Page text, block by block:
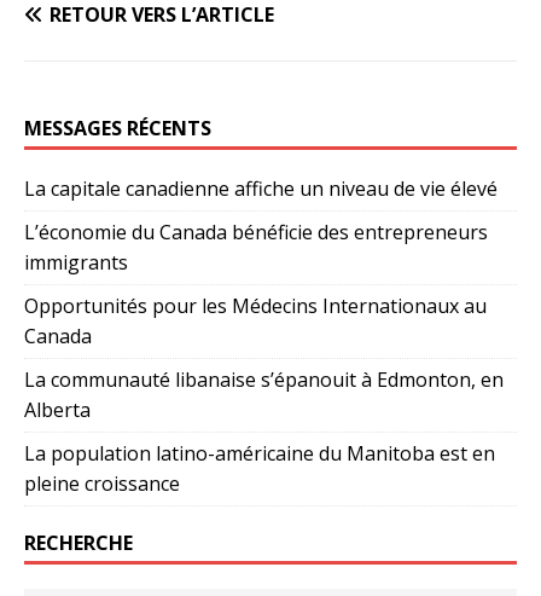
RETOUR VERS L’ARTICLE
MESSAGES RÉCENTS
La capitale canadienne affiche un niveau de vie élevé
L’économie du Canada bénéficie des entrepreneurs
immigrants
Opportunités pour les Médecins Internationaux au
Canada
La communauté libanaise s’épanouit à Edmonton, en
Alberta
La population latino-américaine du Manitoba est en
pleine croissance
RECHERCHE